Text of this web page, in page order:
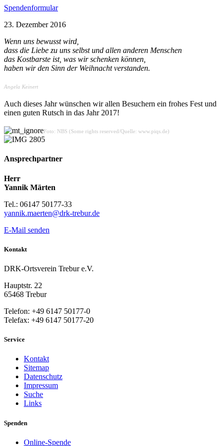
Spendenformular
23. Dezember 2016
Wenn uns bewusst wird,
dass die Liebe zu uns selbst und allen anderen Menschen
das Kostbarste ist, was wir schenken können,
haben wir den Sinn der Weihnacht verstanden.
Angela Keinert
Auch dieses Jahr wünschen wir allen Besuchern ein frohes Fest und
einen guten Rutsch in das Jahr 2017!
Foto: NBS (Some rights reserved/Quelle: www.piqs.de)
Ansprechpartner
Herr
Yannik Märten
Tel.: 06147 50177-33
yannik.maerten@drk-trebur.de
E-Mail senden
Kontakt
DRK-Ortsverein Trebur e.V.
Hauptstr. 22
65468 Trebur
Telefon: +49 6147 50177-0
Telefax: +49 6147 50177-20
Service
Kontakt
Sitemap
Datenschutz
Impressum
Suche
Links
Spenden
Online-Spende